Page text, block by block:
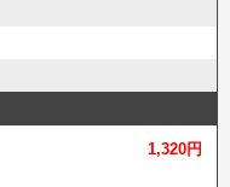
1,320円